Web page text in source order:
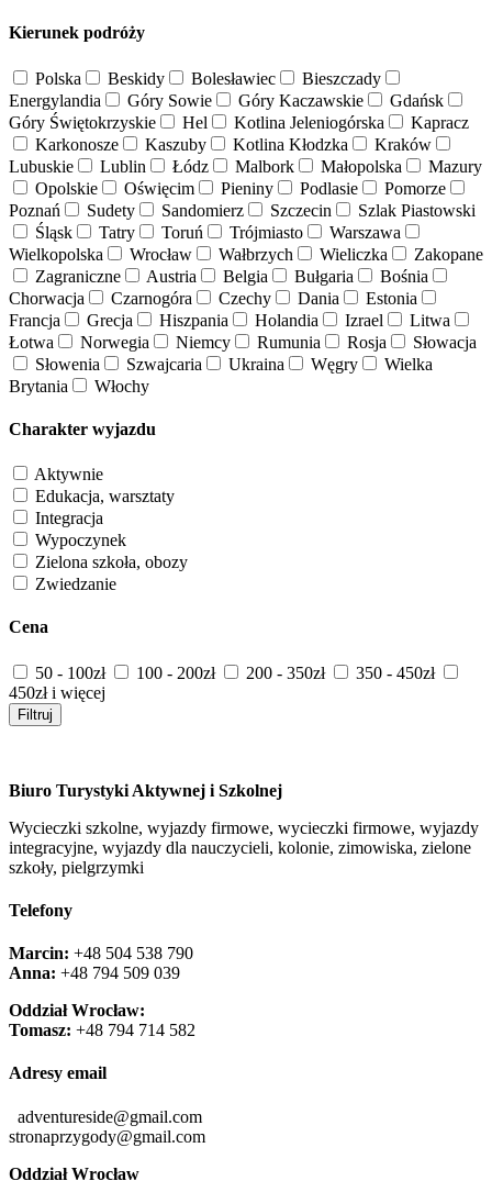
Kierunek podróży
Polska Beskidy Bolesławiec
Bieszczady
Energylandia
Góry Sowie Góry Kaczawskie
Gdańsk
Góry Świętokrzyskie
Hel Kotlina Jeleniogórska
Kapracz
Karkonosze
Kaszuby Kotlina Kłodzka
Kraków
Lubuskie
Lublin Łódz Malbork Małopolska
Mazury
Opolskie
Oświęcim Pieniny Podlasie
Pomorze
Poznań
Sudety Sandomierz Szczecin
Szlak Piastowski
Śląsk
Tatry Toruń Trójmiasto
Warszawa
Wielkopolska
Wrocław Wałbrzych Wieliczka
Zakopane
Zagraniczne
Austria Belgia Bułgaria
Bośnia
Chorwacja
Czarnogóra Czechy Dania
Estonia
Francja
Grecja Hiszpania Holandia Izrael
Litwa
Łotwa
Norwegia Niemcy Rumunia Rosja
Słowacja
Słowenia
Szwajcaria Ukraina Węgry
Wielka
Brytania
Włochy
Charakter wyjazdu
Aktywnie
Edukacja, warsztaty
Integracja
Wypoczynek
Zielona szkoła, obozy
Zwiedzanie
Cena
50 - 100zł 100 - 200zł 200 - 350zł
350 - 450zł
450zł i więcej
Filtruj
Biuro Turystyki Aktywnej i Szkolnej
Wycieczki szkolne, wyjazdy firmowe, wycieczki firmowe, wyjazdy
integracyjne, wyjazdy dla nauczycieli, kolonie, zimowiska, zielone
szkoły, pielgrzymki
Telefony
Marcin: +48 504 538 790
Anna: +48 ‭794 509 039‬
Oddział Wrocław:
Tomasz: +48 794 714 582
Adresy email
adventureside@gmail.com
stronaprzygody@gmail.com
Oddział Wrocław